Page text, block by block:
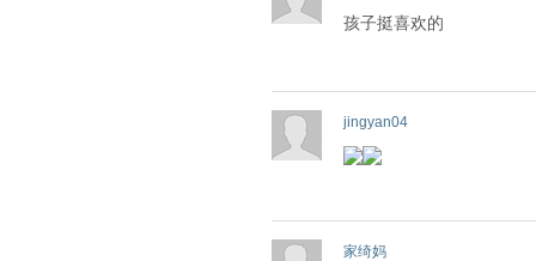
孩子挺喜欢的
jingyan04
家绮妈